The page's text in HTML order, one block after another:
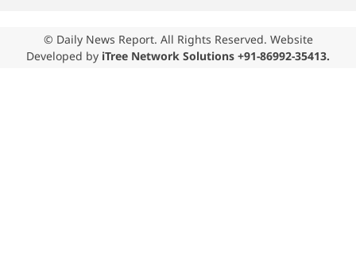
© Daily News Report. All Rights Reserved. Website
Developed by iTree Network Solutions +91-86992-35413.